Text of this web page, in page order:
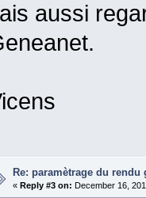
aussi
Re: paramètrage du rendu
«Reply #3 on: December 16,